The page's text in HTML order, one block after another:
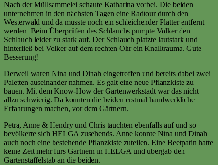
Nach der Müllsammelei schaute Katharina vorbei. Die beiden
unternehmen in den nächsten Tagen eine Radtour durch den
Westerwald und da musste noch ein schleichender Platter entfernt
werden. Beim Überprüfen des Schlauchs pumpte Volker den
Schlauch leider zu stark auf. Der Schlauch platzte lautstark und
hinterließ bei Volker auf dem rechten Ohr ein Knalltrauma. Gute
Besserung!
Derweil waren Nina und Dinah eingetroffen und bereits dabei zwei
Paletten auseinander nahmen. Es galt eine neue Pflanzkiste zu
bauen. Mit dem Know-How der Gartenwerkstadt war das nicht
allzu schwierig. Da konnten die beiden erstmal handwerkliche
Erfahrungen machen, vor dem Gärtnern.
Petra, Anne & Hendry und Chris tauchten ebenfalls auf und so
bevölkerte sich HELGA zusehends. Anne konnte Nina und Dinah
auch noch eine bestehende Pflanzkiste zuteilen. Eine Beetpatin hatte
keine Zeit mehr fürs Gärtnern in HELGA und übergab den
Gartenstaffelstab an die beiden.